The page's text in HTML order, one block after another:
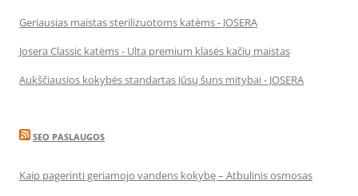
Geriausias maistas sterilizuotoms katėms - JOSERA
Josera Classic katėms - Ulta premium klasės kačių maistas
Aukščiausios kokybės standartas Jūsų šuns mitybai - JOSERA
SEO PASLAUGOS
Kaip pagerinti geriamojo vandens kokybę – Atbulinis osmosas